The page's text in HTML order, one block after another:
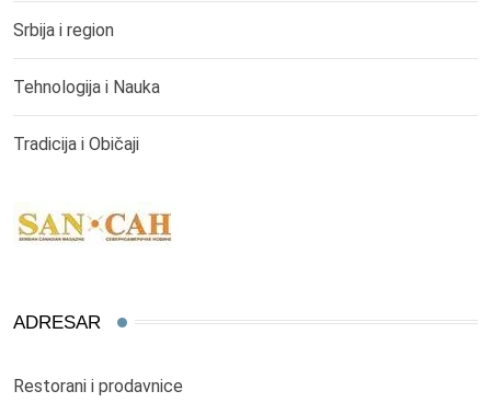
Srbija i region
Tehnologija i Nauka
Tradicija i Običaji
ADRESAR
Restorani i prodavnice